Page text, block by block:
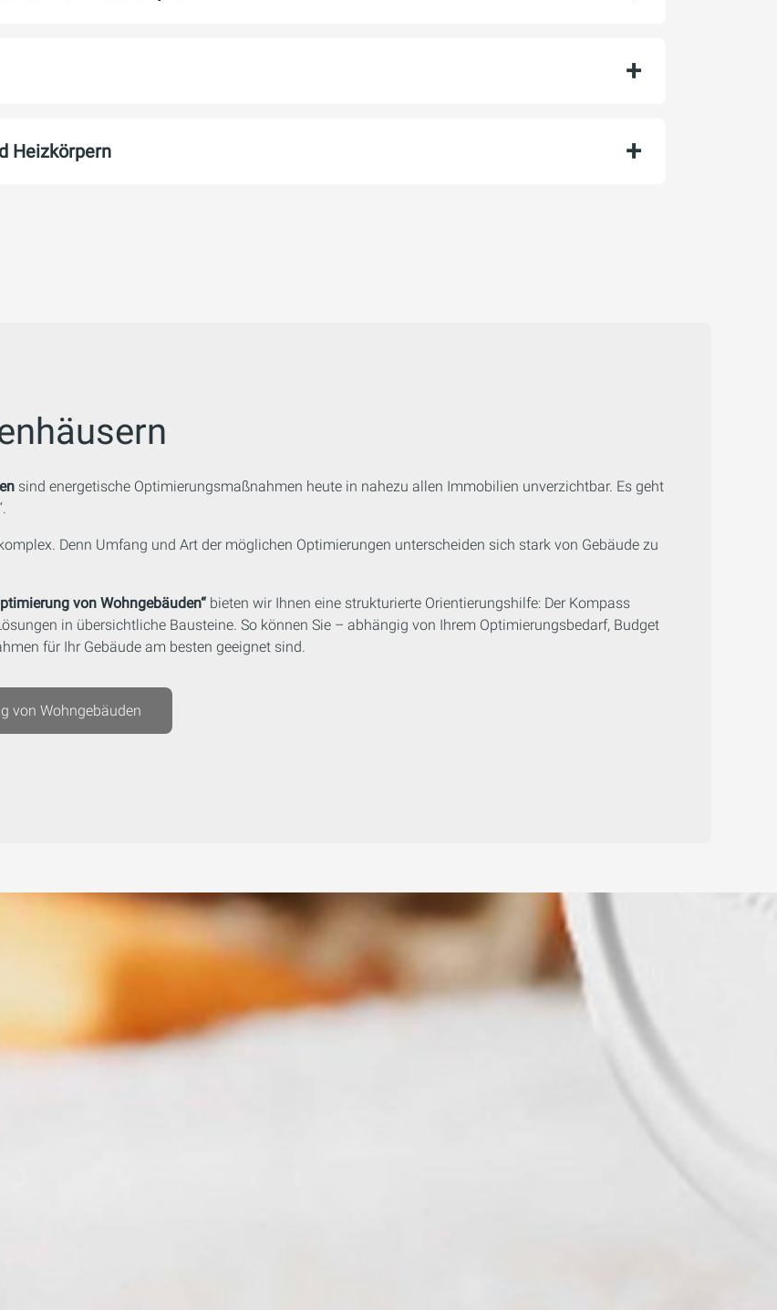
Heizkörpern
sind energetische Optimierungsmaßnahmen heute in nahezu allen Immobilien unverzichtbar. Es geht
Denn Umfang und Art der möglichen Optimierungen unterscheiden sich stark von Gebäude zu
von Wohngebäuden“ bieten wir Ihnen eine strukturierte Orientierungshilfe: Der Kompass
in übersichtliche Bausteine. So können Sie – abhängig von Ihrem Optimierungsbedarf, Budget
für Ihr Gebäude am besten geeignet sind.
von Wohngebäuden